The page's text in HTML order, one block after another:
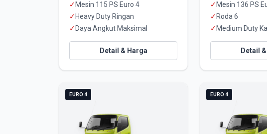
✓ Mesin 115 PS Euro 4
✓ Heavy Duty Ringan
✓ Daya Angkut Maksimal
Detail & Harga
✓ Mesin 136 PS
✓ Roda 6
✓ Medium Duty
Detail
EURO 4 EURO 4